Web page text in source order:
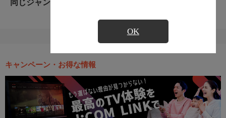
OK
同じジャンルのおすすめ番組
キャンペーン・お得な情報